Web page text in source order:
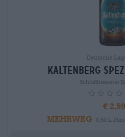
Deutsche
Kaltenberg
Schloßbrauerei
€ 2,59
MEHRWEG
0,50 L